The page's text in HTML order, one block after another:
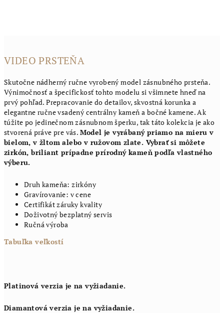
VIDEO PRSTEŇA
Skutočne nádherný ručne vyrobený model zásnubného prsteňa.
Výnimočnosť a špecifickosť tohto modelu si všimnete hneď na
prvý pohľad. Prepracovanie do detailov, skvostná korunka a
elegantne ručne vsadený centrálny kameň a bočné kamene. Ak
túžite po jedinečnom zásnubnom šperku, tak táto kolekcia je ako
stvorená práve pre vás. Model je vyrábaný priamo na mieru v
bielom, v žltom alebo v ružovom zlate. Vybrať si môžete
zirkón, briliant prípadne prírodný kameň podľa vlastného
výberu.
Druh kameňa: zirkóny
Gravírovanie: v cene
Certifikát záruky kvality
Doživotný bezplatný servis
Ručná výroba
Tabuľka veľkostí
Platinová verzia je na vyžiadanie.
Diamantová verzia je na vyžiadanie.